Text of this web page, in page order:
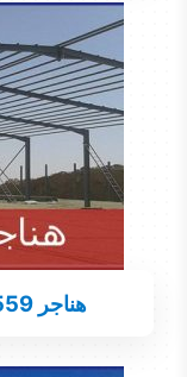
هناجر 0559926559 | تركيب هناجر…